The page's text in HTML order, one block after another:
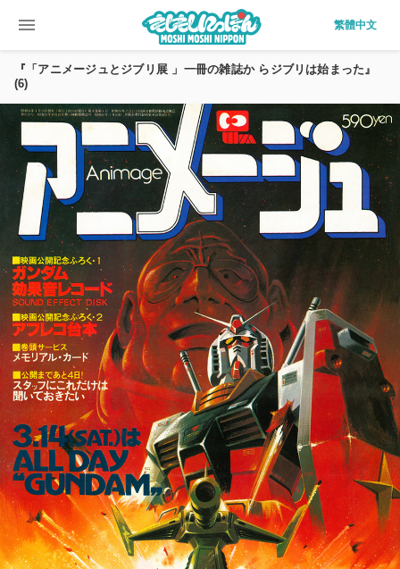
menu 繁體中文
『「アニメージュとジブリ展 」一冊の雑誌か らジブリは始まった』
(6)